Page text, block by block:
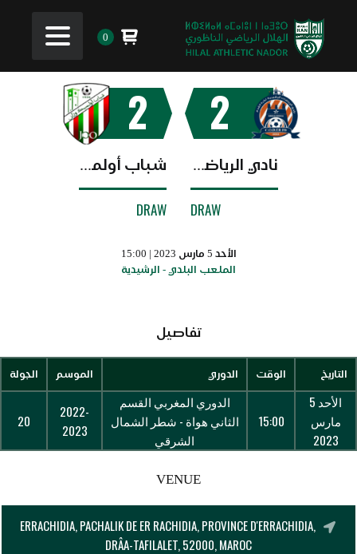
0
2
نادي الرياضات الرشيدية
DRAW
2
شباب أولمبيك وزان
DRAW
الأحد 5 مارس 2023 | 15:00
الملعب البلدي - الرشيدية
تفاصيل
التاريخ الوقت الدوري الموسم الجولة
الأحد 5
مارس
2023
15:00
الدوري المغربي القسم
الثاني هواة - شطر الشمال
الشرقي
2022-
2023
20
VENUE
ERRACHIDIA, PACHALIK DE ER RACHIDIA, PROVINCE D'ERRACHIDIA,
DRÂA-TAFILALET, 52000, MAROC